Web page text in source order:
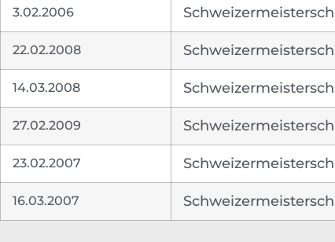
3.02.2006
22.02.2008
14.03.2008
27.02.2009
23.02.2007
16.03.2007